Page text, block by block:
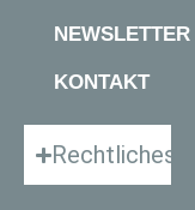
NEWSLETTER
KONTAKT
Rechtliches